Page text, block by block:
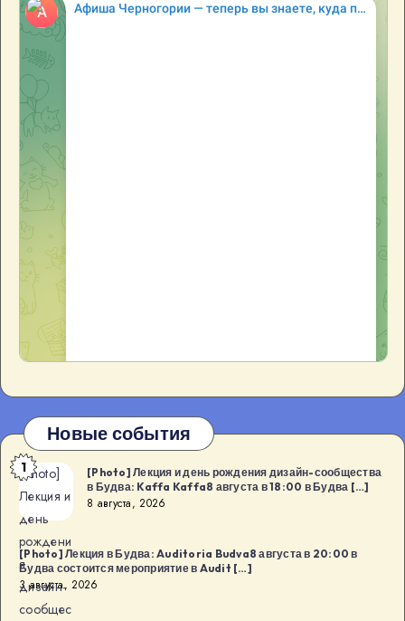
Новые события
[Photo]
Лекция и
день
рождени
я
дизайн-
сообщес
1
[Photo] Лекция и день рождения дизайн-сообщества
в Будва: Kaffa Kaffa8 августа в 18:00 в Будва […]
8 августа, 2026
[Photo] Лекция в Будва: Auditoria Budva8 августа в 20:00 в
Будва состоится мероприятие в Audit […]
3 августа, 2026